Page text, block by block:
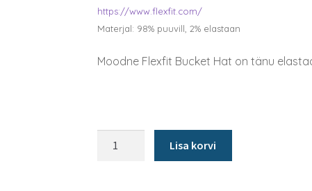
https://www.flexfit.com/
Materjal: 98% puuvill, 2% elastaan
Moodne Flexfit Bucket Hat on tänu
Lisa korvi